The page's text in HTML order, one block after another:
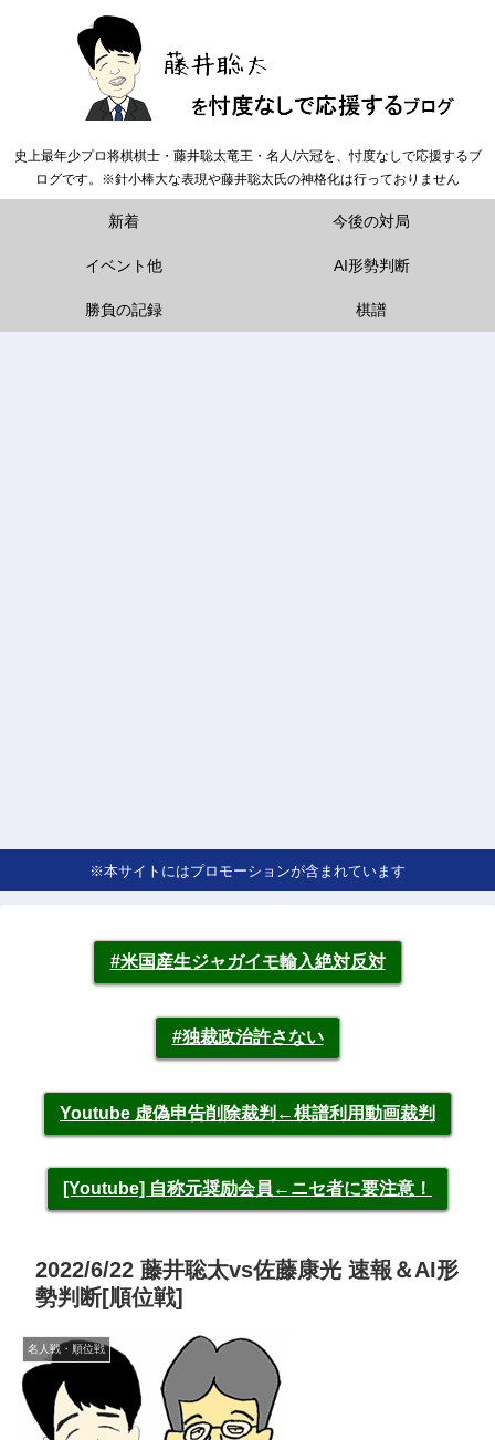
史上最年少プロ将棋棋士・藤井聡太竜王・名人/六冠を、忖度なしで応援するブ
ログです。※針小棒大な表現や藤井聡太氏の神格化は行っておりません
新着 今後の対局
イベント他 AI形勢判断
勝負の記録 棋譜
※本サイトにはプロモーションが含まれています
#米国産生ジャガイモ輸入絶対反対
#独裁政治許さない
Youtube 虚偽申告削除裁判←棋譜利用動画裁判
[Youtube] 自称元奨励会員←ニセ者に要注意！
2022/6/22 藤井聡太vs佐藤康光 速報＆AI形
勢判断[順位戦]
名人戦・順位戦